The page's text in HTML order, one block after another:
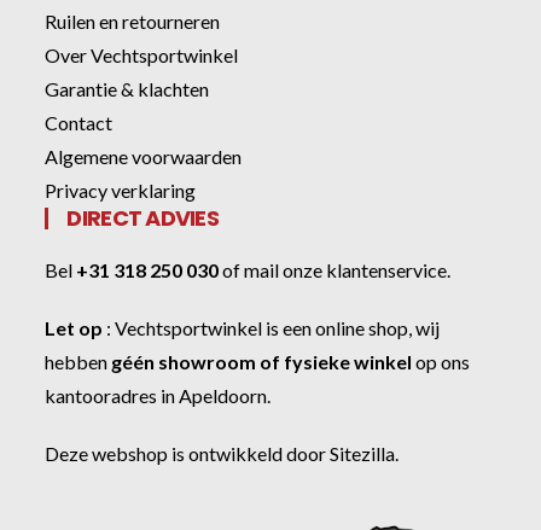
Ruilen en retourneren
Over Vechtsportwinkel
Garantie & klachten
Contact
Algemene voorwaarden
Privacy verklaring
DIRECT ADVIES
Bel +31 318 250 030ofmail onze klantenservice
Let op :Vechtsportwinkel is een online shop, wij
hebben géén showroom of fysieke winkel op ons
kantooradres in Apeldoorn.
Deze webshop is ontwikkeld doorSitezilla